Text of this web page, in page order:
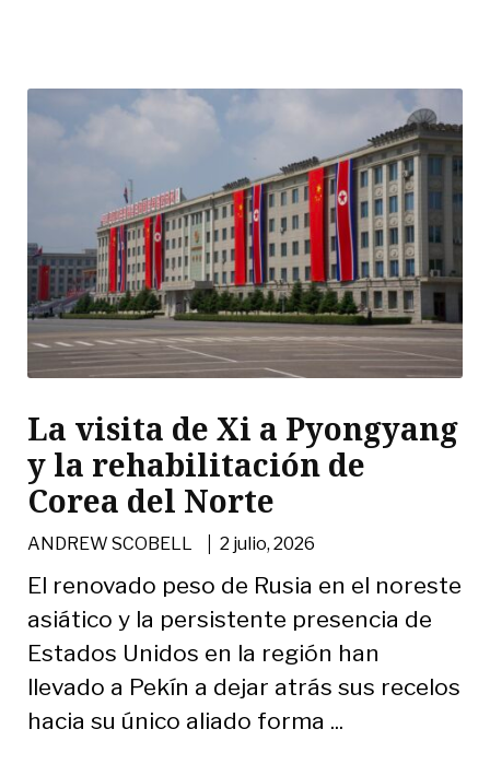
La visita de Xi a Pyongyang
y la rehabilitación de
Corea del Norte
ANDREW SCOBELL |2 julio, 2026
El renovado peso de Rusia en el noreste
asiático y la persistente presencia de
Estados Unidos en la región han
llevado a Pekín a dejar atrás sus recelos
hacia su único aliado forma ...